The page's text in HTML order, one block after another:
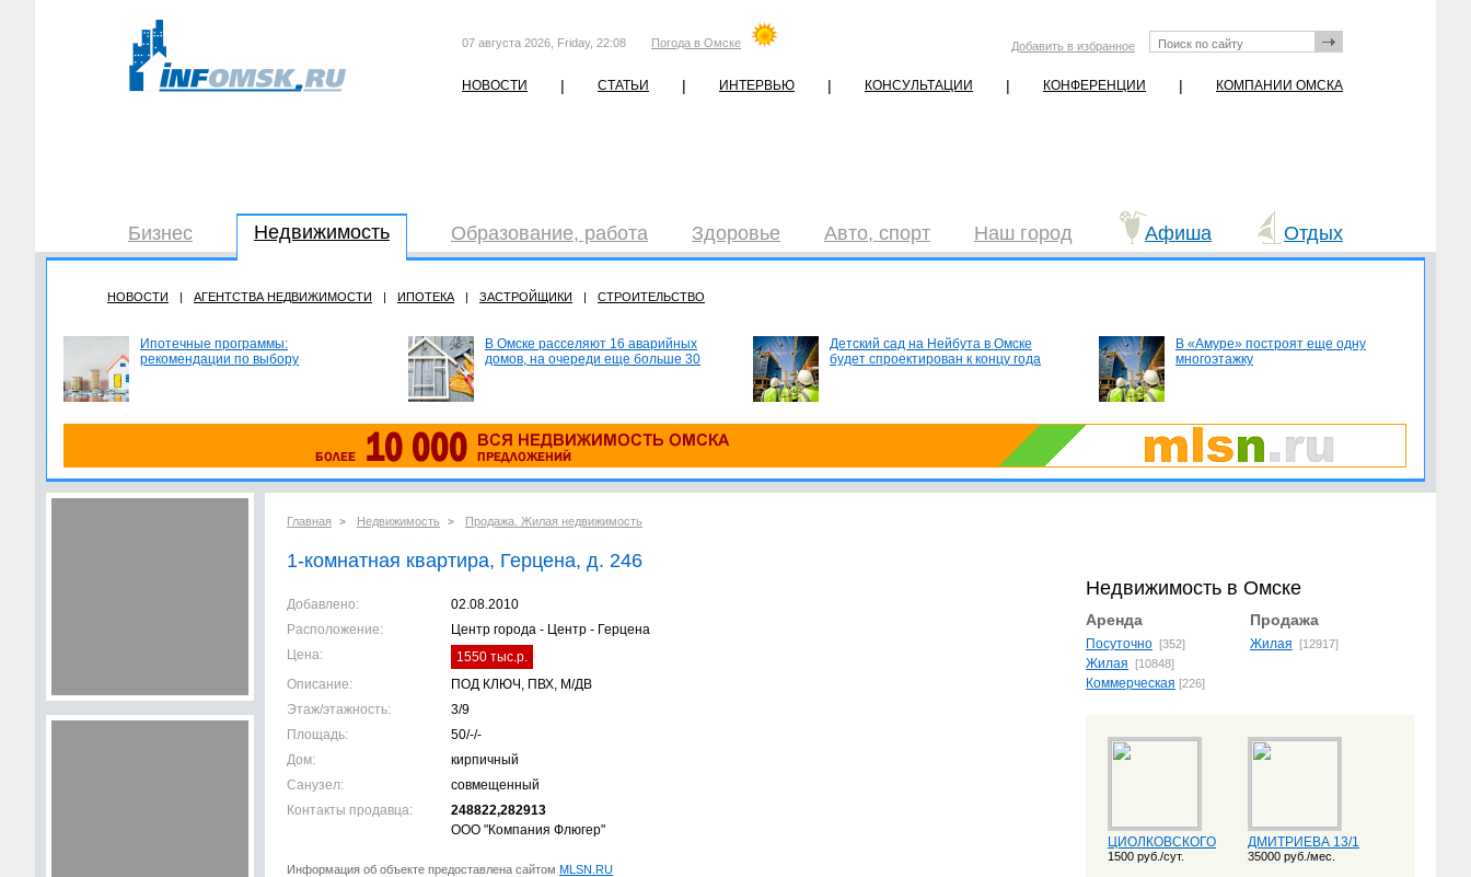
07 августа 2026, Friday, 22:08 Погода в Омске Добавить в избранное
НОВОСТИ | СТАТЬИ | ИНТЕРВЬЮ | КОНСУЛЬТАЦИИ | КОНФЕРЕНЦИИ | КОМПАНИИ ОМСКА
Бизнес Недвижимость Образование, работа Здоровье Авто, спорт Наш город Афиша Отдых
НОВОСТИ | АГЕНТСТВА НЕДВИЖИМОСТИ | ИПОТЕКА | ЗАСТРОЙЩИКИ | СТРОИТЕЛЬСТВО
Ипотечные программы:
рекомендации по выбору
В Омске расселяют 16 аварийных
домов, на очереди еще больше 30
Детский сад на Нейбута в Омске
будет спроектирован к концу года
В «Амуре» построят еще одну
многоэтажку
Главная > Недвижимость > Продажа. Жилая недвижимость
1-комнатная квартира, Герцена, д. 246
Добавлено:
02.08.2010
Расположение:
Центр города - Центр - Герцена
Цена:
1550 тыс.р.
Описание:
ПОД КЛЮЧ, ПВХ, М/ДВ
Этаж/этажность:
3/9
Площадь:
50/-/-
Дом:
кирпичный
Санузел:
совмещенный
Контакты продавца:
248822,282913
ООО "Компания Флюгер"
Информация об объекте предоставлена сайтом MLSN.RU
Недвижимость в Омске
Аренда Продажа
Посуточно [352]
Жилая [10848]
Коммерческая [226]
Жилая [12917]
ЦИОЛКОВСКОГО
1500 руб./сут.
ДМИТРИЕВА 13/1
35000 руб./мес.